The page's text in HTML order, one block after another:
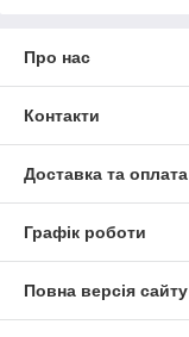
Про нас
Контакти
Доставка та оплата
Графік роботи
Повна версія сайту